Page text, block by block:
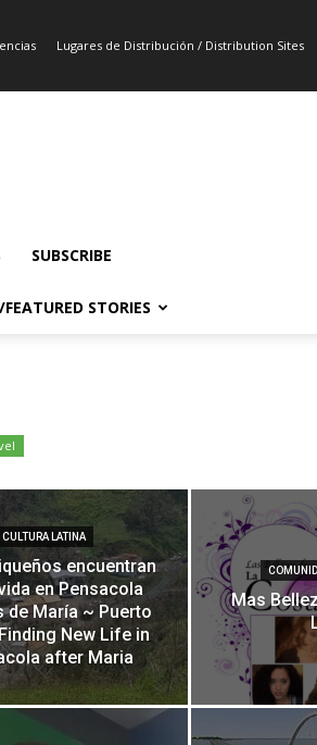
Lugares de Distribución / Distribution Sites
SUBSCRIBE
STORIES
CULTURA LATINA
encuentran
en Pensacola
de María ~ Puerto
New Life in
after Maria
Mas